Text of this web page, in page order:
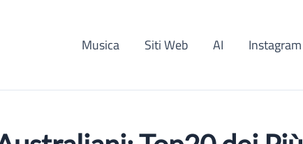
Musica Siti Web AI Instagram